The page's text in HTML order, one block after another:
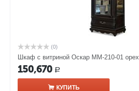
(0)
Шкаф с витриной Оскар ММ-210-01 орех
150,670 Р
КУПИТЬ